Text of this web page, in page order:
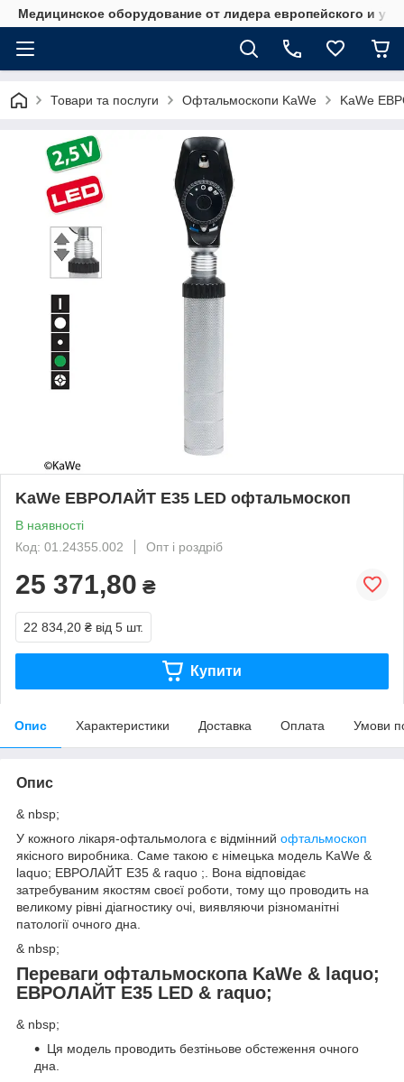
Медицинское оборудование от лидера европейского и
Товари та послуги Офтальмоскопи KaWe KaWe
KaWe EВРОЛАЙТ E35 LED офтальмоскоп
В наявності
Код: 01.24355.002
Опт і роздріб
25 371,80 ₴
22 834,20 ₴ від 5 шт.
Купити
Опис Характеристики Доставка Оплата Умови
Опис
& nbsp;
У кожного лікаря-офтальмолога є відмінний офтальмоскоп
якісного виробника. Саме такою є німецька модель KaWe &
laquo; EВРОЛАЙТ E35 & raquo ;. Вона відповідає
затребуваним якостям своєї роботи, тому що проводить на
великому рівні діагностику очі, виявляючи різноманітні
патології очного дна.
& nbsp;
Переваги офтальмоскопа KaWe & laquo;
EВРОЛАЙТ E35 LED & raquo;
& nbsp;
Ця модель проводить безтіньове обстеження очного
дна.